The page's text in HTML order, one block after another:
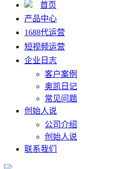
首页
产品中心
1688代运营
短视频运营
企业日志
客户案例
奥凯日记
常见问题
创始人说
公司介绍
创始人说
联系我们